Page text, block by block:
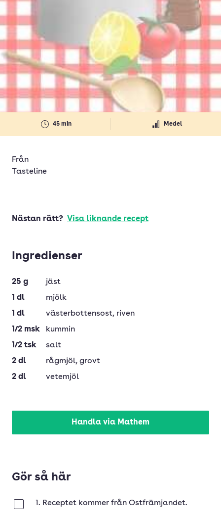
45 min Medel
Från
Tasteline
Nästan rätt? Visa liknande recept
Ingredienser
25 g
jäst
1 dl
mjölk
1 dl västerbottensost, riven
1/2 msk
kummin
1/2 tsk
salt
2 dl rågmjöl, grovt
2 dl vetemjöl
Handla via Mathem
Gör så här
1. Receptet kommer från Ostfrämjandet.